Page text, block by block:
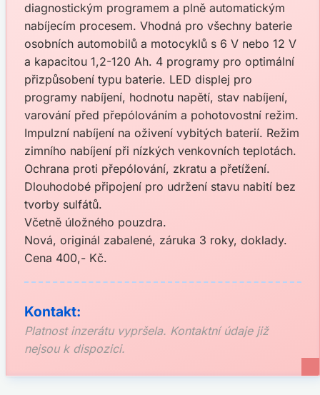
diagnostickým programem a plně automatickým
nabíjecím procesem. Vhodná pro všechny baterie
osobních automobilů a motocyklů s 6 V nebo 12 V
a kapacitou 1,2-120 Ah. 4 programy pro optimální
přizpůsobení typu baterie. LED displej pro
programy nabíjení, hodnotu napětí, stav nabíjení,
varování před přepólováním a pohotovostní režim.
Impulzní nabíjení na oživení vybitých baterií. Režim
zimního nabíjení při nízkých venkovních teplotách.
Ochrana proti přepólování, zkratu a přetížení.
Dlouhodobé připojení pro udržení stavu nabití bez
tvorby sulfátů.
Včetně úložného pouzdra.
Nová, originál zabalené, záruka 3 roky, doklady.
Cena 400,- Kč.
Kontakt:
Platnost inzerátu vypršela. Kontaktní údaje již
nejsou k dispozici.